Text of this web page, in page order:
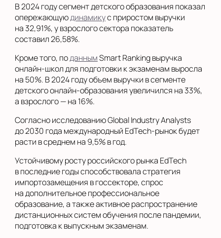
В 2024 году сегмент детского образования показал
опережающуюдинамикус приростом выручки
на 32,91%, у взрослого сектора показатель
составил 26,58%.
Кроме того, поданнымSmart Ranking выручка
онлайн-школ для подготовки к экзаменам выросла
на 50%. В 2024 году объем выручки в сегменте
детского онлайн-образования увеличился на 33%,
а взрослого — на 16%.
Согласно исследованию Global Industry Analysts
до 2030 года международный EdTech-рынок будет
расти в среднем на 9,5% в год.
Устойчивому росту российского рынка EdTech
в последние годы способствовала стратегия
импортозамещения в госсекторе, спрос
на дополнительное профессиональное
образование, а также активное распространение
дистанционных систем обучения после пандемии,
подготовка к выпускным экзаменам.